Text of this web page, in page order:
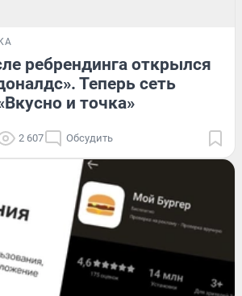
ребрендинга открылся
Теперь сеть
и точка»
2 607 Обсудить